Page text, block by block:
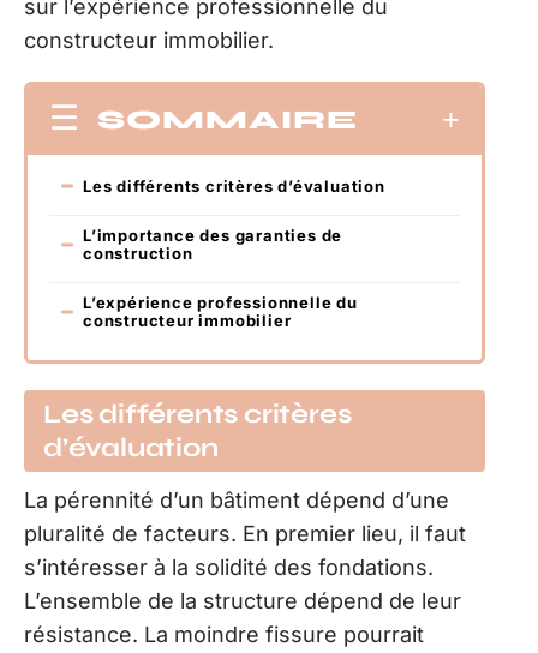
sur l’expérience professionnelle du
constructeur immobilier.
SOMMAIRE
Les différents critères d’évaluation
L’importance des garanties de
construction
L’expérience professionnelle du
constructeur immobilier
Les différents critères
d’évaluation
La pérennité d’un bâtiment dépend d’une
pluralité de facteurs. En premier lieu, il faut
s’intéresser à la solidité des fondations.
L’ensemble de la structure dépend de leur
résistance. La moindre fissure pourrait